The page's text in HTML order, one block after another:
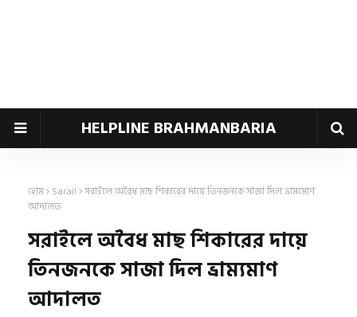
HELPLINE BRAHMANBARIA
হোম Sarail সরাইলে অবৈধ মাছ শিকারের দায়ে তিনজনকে সাজা দিল ভ্রাম্যমাণ
আদালত
সরাইলে অবৈধ মাছ শিকারের দায়ে
তিনজনকে সাজা দিল ভ্রাম্যমাণ
আদালত